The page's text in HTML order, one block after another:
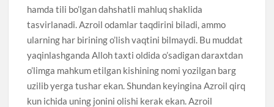
hamda tili bo’lgan dahshatli mahluq shaklida
tasvirlanadi. Azroil odamlar taqdirini biladi, ammo
ularning har birining o’lish vaqtini bilmaydi. Bu muddat
yaqinlashganda Alloh taxti oldida o’sadigan daraxtdan
o’limga mahkum etilgan kishining nomi yozilgan barg
uzilib yerga tushar ekan. Shundan keyingina Azroil qirq
kun ichida uning jonini olishi kerak ekan. Azroil